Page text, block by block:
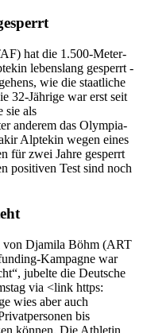
hat die 1.500-Meter-
lebenslang gesperrt -
wie die staatliche
32-Jährige war erst seit
sie als
anderem das Olympia-
Alptekin wegen eines
für zwei Jahre gesperrt
positiven Test sind noch
von Djamila Böhm (ART
Kampagne war
jubelte die Deutsche
via <link https:
wies aber auch
bis
können. Die Athletin